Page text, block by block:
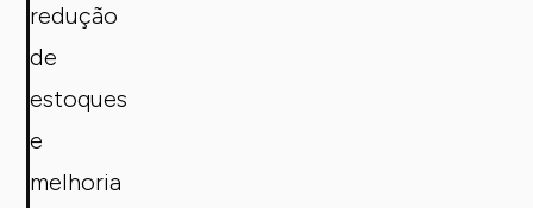
redução
de
estoques
e
melhoria